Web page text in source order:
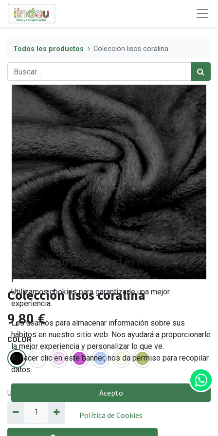
Todos los productos Colección lisos coralina
Colección lisos coralina
9,80€
COLOR
Unidades en metros. Cantidad mínima 25cm
Respetar su privacidad es nuestra
prioridad.
Utilizamos cookies para garantizarle una mejor
experiencia.
Los usamos para almacenar información sobre sus
hábitos en nuestro sitio web. Nos ayudará a proporcionarle
la mejor experiencia y personalizar lo que ve.
Al hacer clic en este banner, nos da permiso para recopilar
datos.
Acepto
Política de Cookies